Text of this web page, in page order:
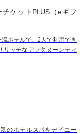
ケットPLUS（eギフ
ホテルで、2人で利用でき
リッチなアフタヌーンティ
のホテルスパをデイユー